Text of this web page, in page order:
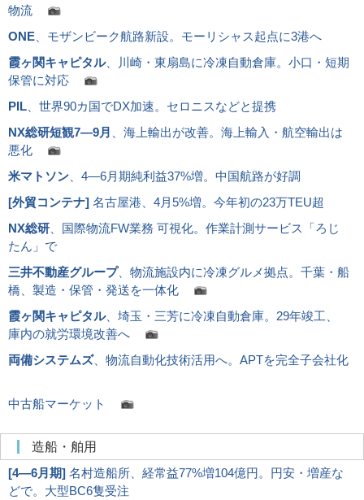
物流
ONE 、モザンビーク航路新設。モーリシャス起点に3港へ
霞ヶ関キャピタル、川崎・東扇島に冷凍自動倉庫。小口・短期
保管に対応
PIL 、世界90カ国でDX加速。セロニスなどと提携
NX総研短観7―9月
、海上輸出が改善。海上輸入・航空輸出は
悪化
米マトソン 、4―6月期純利益37%増。中国航路が好調
[外貿コンテナ] 名古屋港、4月5%増。今年初の23万TEU超
NX総研 、国際物流FW業務 可視化。作業計測サービス「ろじ
たん」で
三井不動産グループ、物流施設内に冷凍グルメ拠点。千葉・船
橋、製造・保管・発送を一体化
霞ヶ関キャピタル、埼玉・三芳に冷凍自動倉庫。29年竣工、
庫内の就労環境改善へ
両備システムズ、物流自動化技術活用へ。APTを完全子会社化
中古船マーケット
造船・舶用
[4―6月期] 名村造船所、経常益77%増104億円。円安・増産な
どで。大型BC6隻受注